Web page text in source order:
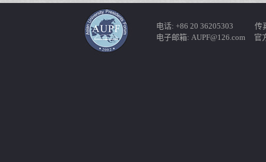
电话: +86 20 36205303 传真
电子邮箱: AUPF@126.com 官